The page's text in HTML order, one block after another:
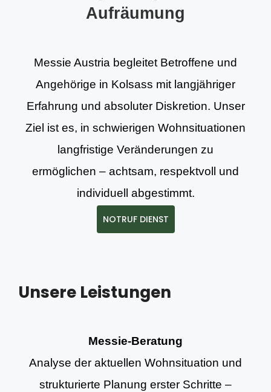
Aufräumung
Messie Austria begleitet Betroffene und
Angehörige in Kolsass mit langjähriger
Erfahrung und absoluter Diskretion. Unser
Ziel ist es, in schwierigen Wohnsituationen
langfristige Veränderungen zu
ermöglichen – achtsam, respektvoll und
individuell abgestimmt.
NOTRUF DIENST
Unsere Leistungen
Messie-Beratung
Analyse der aktuellen Wohnsituation und
strukturierte Planung erster Schritte –